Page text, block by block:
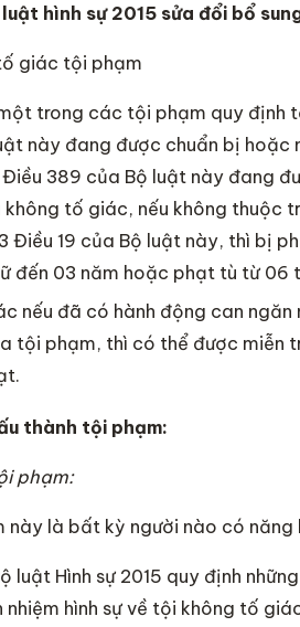
hình sự 2015 sửa đổi bổ
giác tội phạm
trong các tội phạm quy định
này đang được chuẩn bị
389 của Bộ luật này đang
không tố giác, nếu không thuộc
Điều 19 của Bộ luật này, thì bị
đến 03 năm hoặc phạt tù từ 06
nếu đã có hành động can
tội phạm, thì có thể được miễn
thành tội phạm:
phạm:
là bất kỳ người nào có năng
luật Hình sự 2015 quy định
nhiệm hình sự về tội không tố